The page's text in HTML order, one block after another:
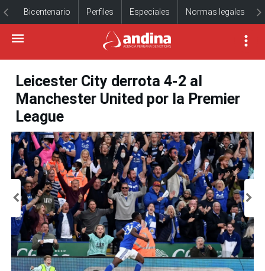
Bicentenario Perfiles Especiales Normas legales
Leicester City derrota 4-2 al
Manchester United por la Premier
League